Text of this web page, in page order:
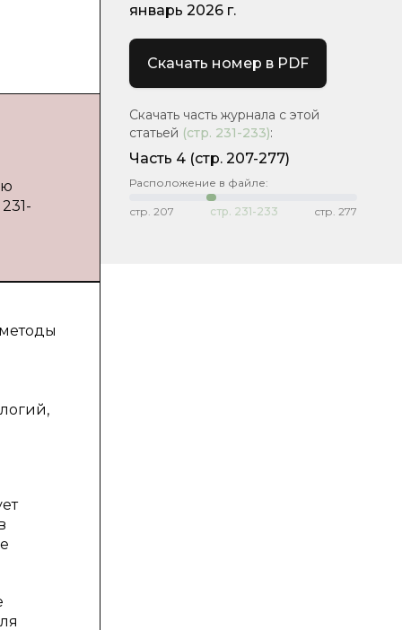
январь 2026 г.
Скачать номер в PDF
Скачать часть журнала с этой
статьей (стр. 231-233):
Часть 4 (стр. 207-277)
Расположение в файле:
стр. 207 стр. 231-233 стр. 277